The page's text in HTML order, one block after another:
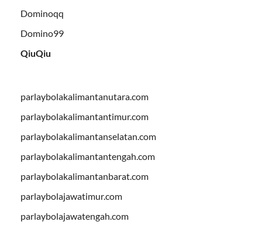
Dominoqq
Domino99
QiuQiu
parlaybolakalimantanutara.com
parlaybolakalimantantimur.com
parlaybolakalimantanselatan.com
parlaybolakalimantantengah.com
parlaybolakalimantanbarat.com
parlaybolajawatimur.com
parlaybolajawatengah.com